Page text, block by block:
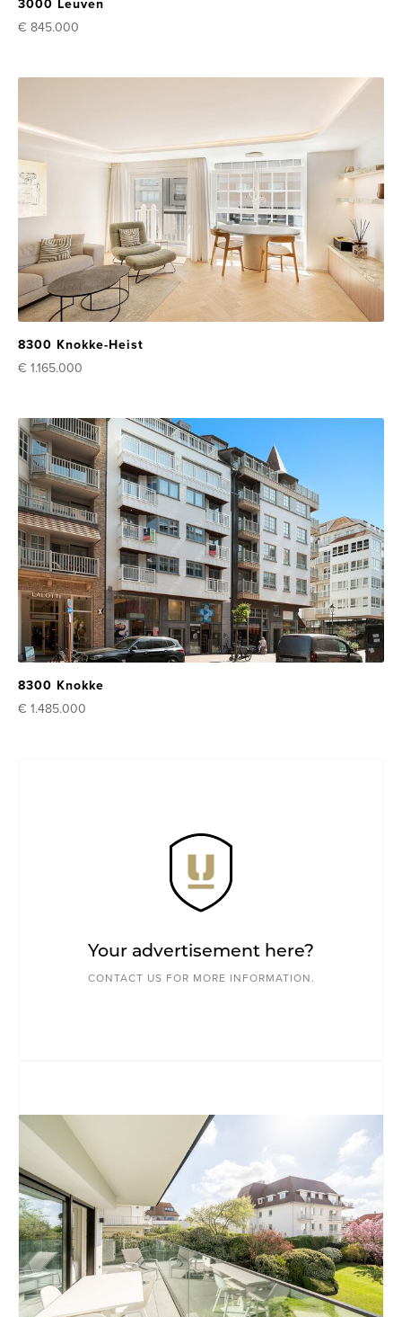
3000 Leuven
€ 845.000
8300 Knokke-Heist
€ 1.165.000
8300 Knokke
€ 1.485.000
Your advertisement here?
CONTACT US FOR MORE INFORMATION.